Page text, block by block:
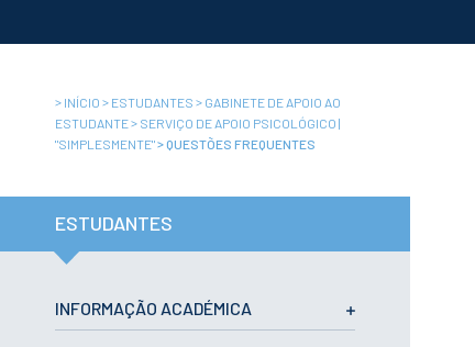
Privacidade e
RGPD
Política de
Identidade de
Marca
Pública
> INÍCIO > ESTUDANTES > GABINETE DE APOIO AO
ESTUDANTE> SERVIÇO DE APOIO PSICOLÓGICO |
"SIMPLESMENTE">QUESTÕES FREQUENTES
ESTUDANTES
INFORMAÇÃO ACADÉMICA